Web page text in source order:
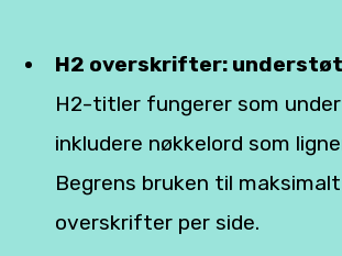
H2 overskrifter:
H2-titler fungerer som
inkludere nøkkelord som
Begrens bruken til
overskrifter per side.